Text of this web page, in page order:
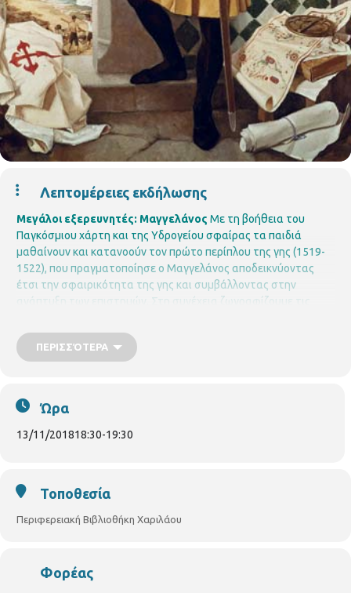
Λεπτομέρειες εκδήλωσης
Μεγάλοι εξερευνητές: Μαγγελάνος Με τη βοήθεια του
Παγκόσμιου χάρτη και της Υδρογείου σφαίρας τα παιδιά
μαθαίνουν και κατανοούν τον πρώτο περίπλου της γης (1519-
1522), που πραγματοποίησε ο Μαγγελάνος αποδεικνύοντας
έτσι την σφαιρικότητα της γης και συμβάλλοντας στην
ανάπτυξη των επιστημών. Στη συνέχεια ζωγραφίζουμε τις
υλοποιούν η φιλόλογος
Μαγδαληνή Μπανάβα
Για παιδιά από 6 ετών
ενώ θα υπάρξει λίστα αναμονής σε περίπτωση υπεράριθμων
εγγραφών.
Τηλ. 2310 324666E mail: bibxarilaou@hotmail.gr
ΠΕΡΙΣΣΌΤΕΡΑ
Ώρα
13/11/201818:30-19:30
Τοποθεσία
Περιφερειακή Βιβλιοθήκη Χαριλάου
Φορέας